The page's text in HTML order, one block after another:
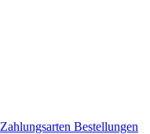
Zahlungsarten Bestellungen